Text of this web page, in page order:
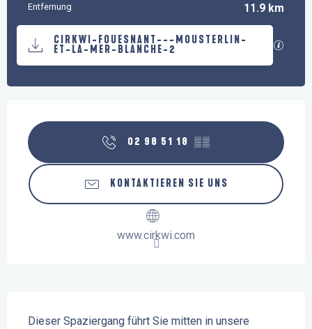
Entfernung 11.9 km
Dokumentation
CIRKWI-FOUESNANT---MOUSTERLIN-
ET-LA-MER-BLANCHE-2
Mit
02 98 51 18 ▒▒
KONTAKTIEREN SIE UNS
www.cirkwi.com
Dieser Spaziergang führt Sie mitten in unsere